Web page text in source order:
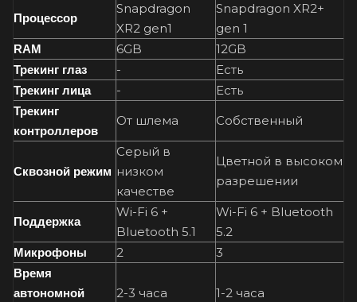
Процессор
Snapdragon
XR2 gen1
Snapdragon XR2+
gen 1
RAM 6GB 12GB
Трекинг глаз - Есть
Трекинг лица - Есть
Трекинг
контроллеров
От шлема Собственный
Сквозной режим
Серый в
низком
качестве
Цветной в высоком
разрешении
Поддержка
Wi-Fi 6 +
Bluetooth 5.1
Wi-Fi 6 + Bluetooth
5.2
Микрофоны 2 3
Время
автономной
2-3 часа 1-2 часа